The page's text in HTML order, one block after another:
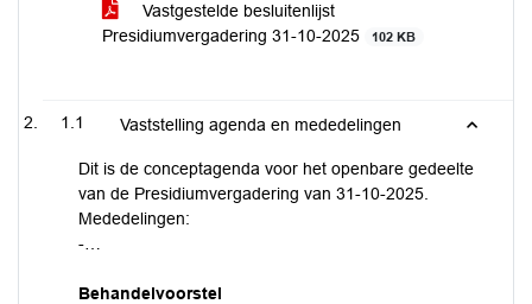
Vastgestelde besluitenlijst
Presidiumvergadering 31-10-2025
102 KB
1.1 Vaststelling agenda en mededelingen
Dit is de conceptagenda voor het openbare gedeelte
van de Presidiumvergadering van 31-10-2025.
Mededelingen:
-…
Behandelvoorstel